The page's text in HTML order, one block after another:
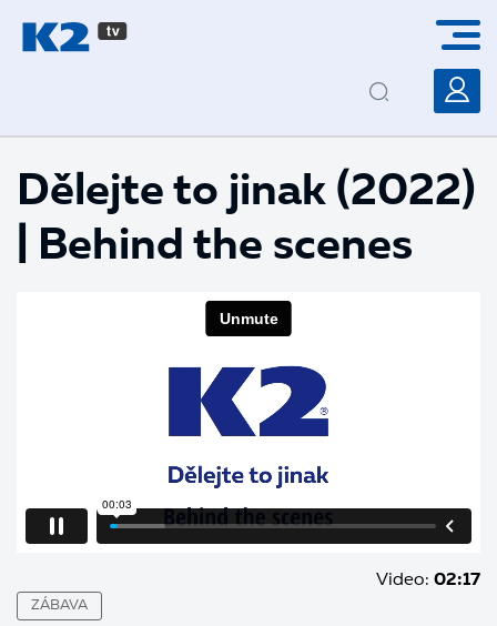
Dělejte to jinak (2022)
| Behind the scenes
Video: 02:17
ZÁBAVA